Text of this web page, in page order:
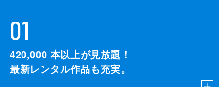
01
420,000 本以上が見放題！
最新レンタル作品も充実。